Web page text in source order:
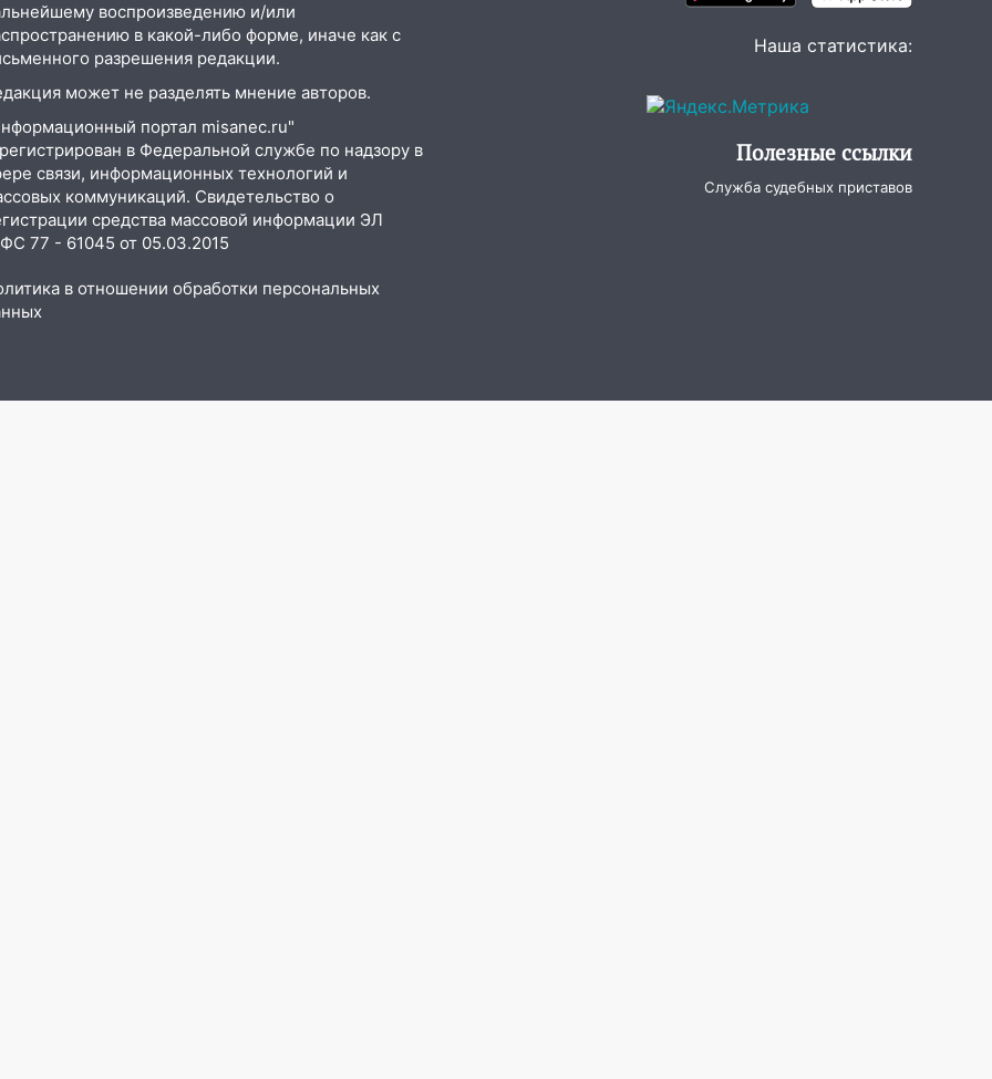
воспроизведению и/или
в какой-либо форме, иначе как с
разрешения редакции.
может не разделять мнение авторов.
портал misanec.ru"
в Федеральной службе по надзору в
связи, информационных технологий и
коммуникаций. Свидетельство о
средства массовой информации ЭЛ
77 - 61045 от 05.03.2015
в отношении обработки персональных
Наша статистика:
Полезные ссылки
Служба судебных приставов